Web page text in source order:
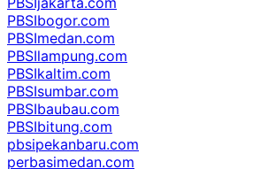
PBSIbogor.com
PBSImedan.com
PBSIlampung.com
PBSIkaltim.com
PBSIsumbar.com
PBSIbaubau.com
PBSIbitung.com
pbsipekanbaru.com
perbasimedan.com